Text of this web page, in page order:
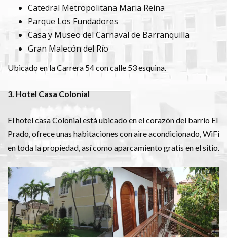
Catedral Metropolitana Maria Reina
Parque Los Fundadores
Casa y Museo del Carnaval de Barranquilla
Gran Malecón del Río
Ubicado en la Carrera 54 con calle 53 esquina.
3. Hotel Casa Colonial
El hotel casa Colonial está ubicado en el corazón del barrio El
Prado, ofrece unas habitaciones con aire acondicionado, WiFi
en toda la propiedad, así como aparcamiento gratis en el sitio.